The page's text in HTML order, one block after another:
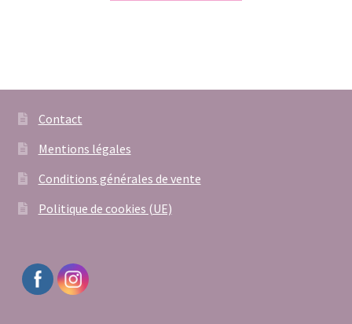
Contact
Mentions légales
Conditions générales de vente
Politique de cookies (UE)